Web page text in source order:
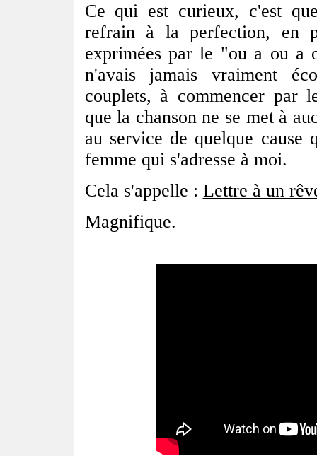
Ce qui est curieux, c'est
refrain à la perfection, en
exprimées par le "ou a ou a
n'avais jamais vraiment
couplets, à commencer par
que la chanson ne se met à
au service de quelque cause
femme qui s'adresse à moi.
Cela s'appelle : Lettre à un
Magnifique.